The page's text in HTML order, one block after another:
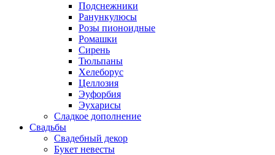
Подснежники
Ранункулюсы
Розы пионоидные
Ромашки
Сирень
Тюльпаны
Хелеборус
Целлозия
Эуфорбия
Эухарисы
Сладкое дополнение
Свадьбы
Свадебный декор
Букет невесты